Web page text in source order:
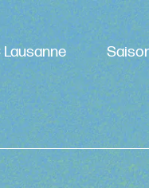
Lausanne